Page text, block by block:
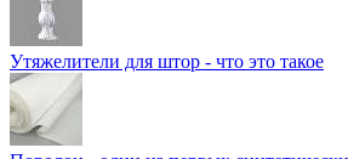
Утяжелители для штор - что это такое